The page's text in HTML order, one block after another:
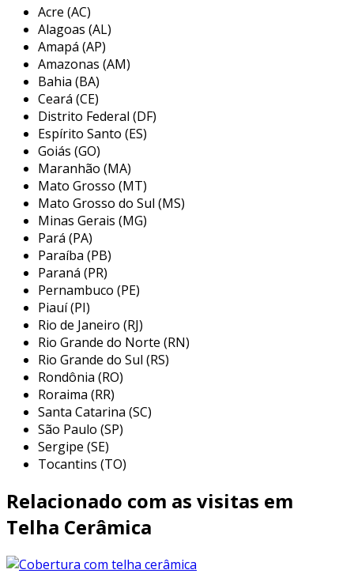
durabilidade
durar décadas, resistindo a intempéries e
desgaste.
isolamento térmico
um bom isolamento térmico, ajudando a
manter a temperatura interna do
ambiente.
baixa manutenção
telhas de cerâmica necessitam de pouca
manutenção após a instalação.
estética variegada
várias cores e formatos, essas telhas
podem se adaptar a diferentes estilos
arquitetônicos.
resistência ao fogo
é incombustível, aumentando a segurança
da construção.
essas características tornam a telha de
cerâmica uma escolha popular entre arquitetos
e proprietários de imóveis.
vantagens da telha de cerâmica
além das características acima, as telhas de
cerâmica oferecem diversos benefícios que
podem agregar valor às construções.
cerâmica, destacam-se:
Acre (AC)
Alagoas (AL)
Amapá (AP)
Amazonas (AM)
Bahia (BA)
Ceará (CE)
Distrito Federal (DF)
Espírito Santo (ES)
Goiás (GO)
Maranhão (MA)
Mato Grosso (MT)
Mato Grosso do Sul (MS)
Minas Gerais (MG)
Pará (PA)
Paraíba (PB)
Paraná (PR)
Pernambuco (PE)
Piauí (PI)
Rio de Janeiro (RJ)
Rio Grande do Norte (RN)
Rio Grande do Sul (RS)
Rondônia (RO)
Roraima (RR)
Santa Catarina (SC)
São Paulo (SP)
Sergipe (SE)
Tocantins (TO)
Relacionado com as visitas em
Telha Cerâmica